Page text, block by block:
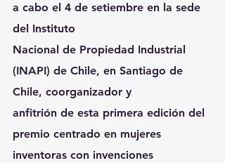
a cabo el 4 de setiembre en la sede
del Instituto
Nacional de Propiedad Industrial
(INAPI) de Chile, en Santiago de
Chile, coorganizador y
anfitrión de esta primera edición del
premio centrado en mujeres
inventoras con invenciones